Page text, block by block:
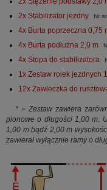
2x Stabilizator jezdny Nr
4x Burta poprzeczna 0,75
4x Burta podłużna 2,0 m
4x Stopa do stabilizatora
1x Zestaw rolek jezdnych
12x Zawleczka do
* = Zestaw zawiera
pionowe o długości 1,00 m.
1,00 m bądź 2,00 m
zawierał wyłącznie ramy o